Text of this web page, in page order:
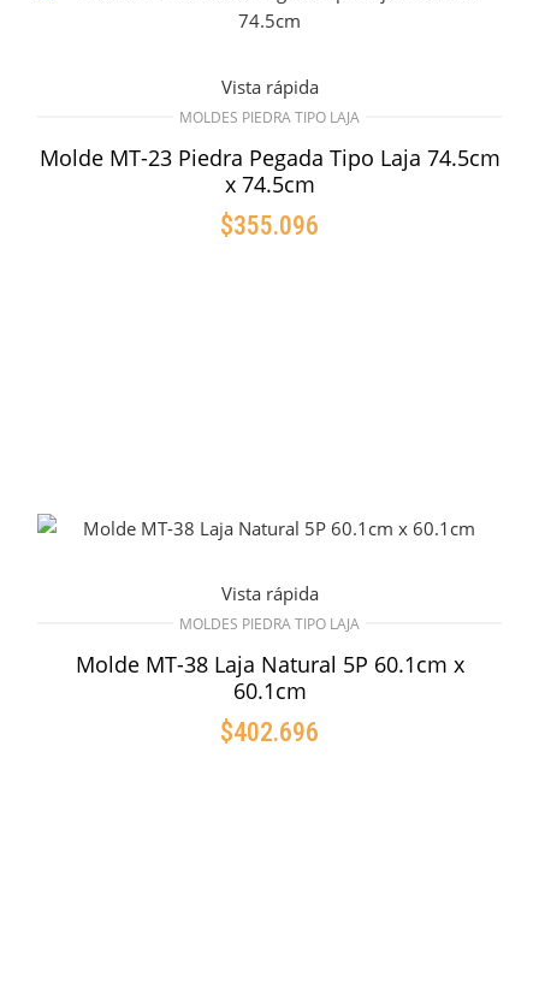
Vista rápida
MOLDES PIEDRA TIPO LAJA
Molde MT-23 Piedra Pegada Tipo Laja 74.5cm
x 74.5cm
$355.096
Vista rápida
MOLDES PIEDRA TIPO LAJA
Molde MT-38 Laja Natural 5P 60.1cm x
60.1cm
$402.696